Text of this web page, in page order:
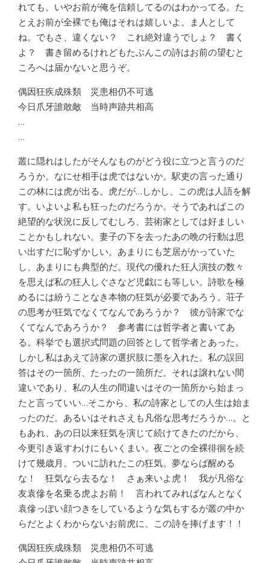
れても。いやお前が俺を信頼してるのはわかってる。た
とえお前が全裸でも俺はそれは嬉しいよ。ま人として
ね。でもさ、違くない？ これ絶対違うでしょ？ 書く
よ？ 書き留めるけれどもたぶんこの詩はお前の望むと
ころへは届かないと思うぞ。
偶因狂疾成殊類 災患相仍不可逃
今日爪牙誰敢敵 当時声跡共相高
…
…
叢に隠れはしたがそんなものがどう役に立つと言うのだ
ろうか。なにせ相手は虎ではないか。駅吏の言った通り
この林には虎が出る。虎だが…しかし、この虎は人語を解
す。いよいよ私も狂ったのだろうか。そうであればこの
絶望的な状況に反してむしろ、芸術家としては好ましい
ことかもしれない。妻子の下を去ったあの晩の行動は思
い出すだに恥ずかしい。あまりにも芝居がかっていた
し、あまりにも典型的だ。現代の優れた狂人演技の数々
を思えば私の狂人しぐさなど児戯にも等しい。詩歌を極
めるには紛うことなき本物の狂気が必要であろう。荘子
の思考が狂気でなくてなんであろうか？ 彼が詩家でな
くてなんであろうか？ 参考書には哲学者と書いてあ
る。科挙でも選択式問題の回答として哲学者とあった。
しかし私はあえて詩家の選択肢に墨を入れた。私の誤回
答はその一箇所、たったの一箇所だ。それは譲れない間
違いであり、私の人生の間違いはその一箇所から始まっ
たと言っていい…そこから、私の詩家としての人生は始ま
ったのだ。あるいはそれさえも凡俗な思考だろうか…。と
もあれ、あの日以来狂気を演じて続けてきたのだから、
今更引き返すわけにもいくまい。夜ごとの全裸徘徊を続
けて幾歳月。ついに訪れたこの狂気。夢ならば醒める
な！ 狂気なら去るな！ さぁ来いよ虎！ 我が凡俗な
友袁傪を名乗る虎よお前！ 言われてみればなんとなく
袁傪っぽい顔つきをしているような気もするが叢の中か
らだとよくわからないお前虎に、この詩を捧げます！！
偶因狂疾成殊類 災患相仍不可逃